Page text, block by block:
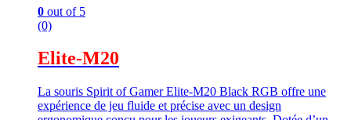
0 out of 5
(0)
Elite-M20
La souris Spirit of Gamer Elite-M20 Black RGB offre une
expérience de jeu fluide et précise avec un design